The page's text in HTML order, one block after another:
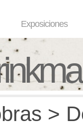
Exposiciones
>